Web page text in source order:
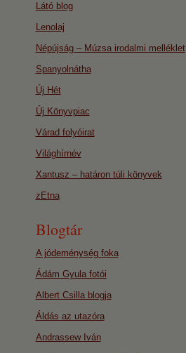
Látó blog
Lenolaj
Népújság – Múzsa irodalmi melléklet
Spanyolnátha
Új Hét
Új Könyvpiac
Várad folyóirat
Világhírnév
Xantusz – határon túli könyvek
zEtna
Blogtár
A jódeménység foka
Ádám Gyula fotói
Albert Csilla blogja
Áldás az utazóra
Andrassew Iván